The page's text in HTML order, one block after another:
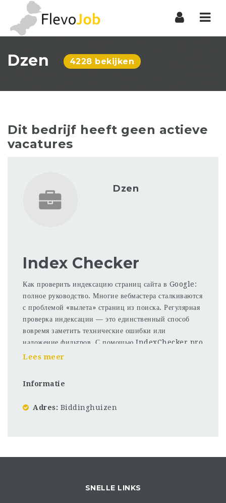
Dzen 4228 bekijken
Dit bedrijf heeft geen actieve
vacatures
Dzen
Index Checker
Как проверить индексацию страниц сайта в Google:
полное руководство. Многие вебмастера сталкиваются
с проблемой «вылета» страниц из поиска. Регулярная
проверка индексации — это единственный способ
вовремя заметить технические ошибки или
наложение фильтров. С помощью IndexChecker.pro
вы можете проводить массовый аудит своего
что гарантирует достоверность данных. Больше не
URL через оператор «site:». Просто загрузите список,
Lees meer
Informatie
Adres Biddinghuizen
SNELLE LINKS